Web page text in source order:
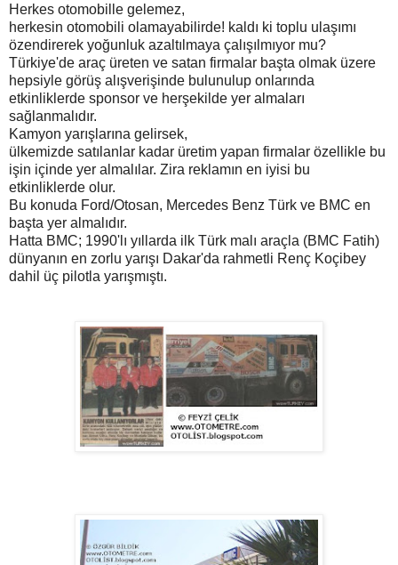
Herkes otomobille gelemez,
herkesin otomobili olamayabilirde! kaldı ki toplu ulaşımı
özendirerek yoğunluk azaltılmaya çalışılmıyor mu?
Türkiye'de araç üreten ve satan firmalar başta olmak üzere
hepsiyle görüş alışverişinde bulunulup onlarında
etkinliklerde sponsor ve herşekilde yer almaları
sağlanmalıdır.
Kamyon yarışlarına gelirsek,
ülkemizde satılanlar kadar üretim yapan firmalar özellikle bu
işin içinde yer almalılar. Zira reklamın en iyisi bu
etkinliklerde olur.
Bu konuda Ford/Otosan, Mercedes Benz Türk ve BMC en
başta yer almalıdır.
Hatta BMC; 1990'lı yıllarda ilk Türk malı araçla (BMC Fatih)
dünyanın en zorlu yarışı Dakar'da rahmetli Renç Koçibey
dahil üç pilotla yarışmıştı.